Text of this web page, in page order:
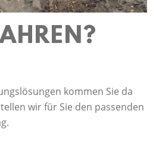
kommen Sie da
wir für Sie den passenden